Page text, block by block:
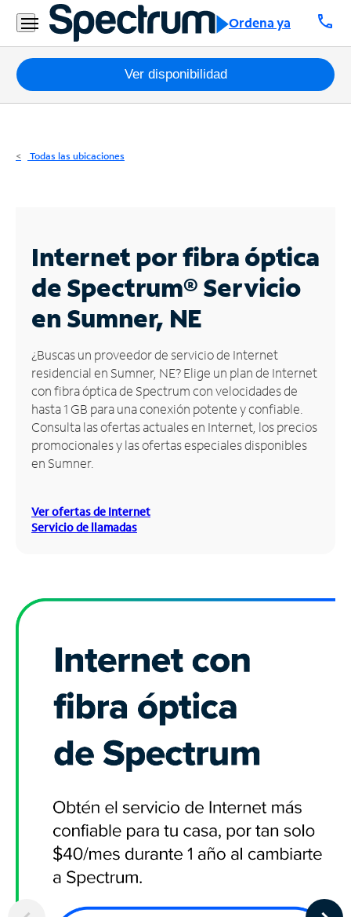
Ordena ya call
Residencial
Business
Paquetes
Internet
Business
Contáctanos
Inglés
Administrar
cuenta
Encuentra
una
tienda
Ver disponibilidad
Todas las ubicaciones
Internet por fibra óptica
de Spectrum®Servicio
en Sumner, NE
¿Buscas un proveedor de servicio de Internet
residencial en Sumner, NE? Elige un plan de Internet
con fibra óptica de Spectrum con velocidades de
hasta 1 GB para una conexión potente y confiable.
Consulta las ofertas actuales en Internet, los precios
promocionales y las ofertas especiales disponibles
en Sumner.
Ver ofertas de Internet
Servicio de llamadas